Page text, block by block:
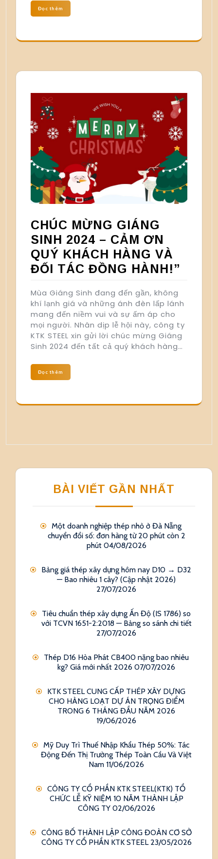
Đọc thêm
CHÚC MỪNG GIÁNG
SINH 2024 – CẢM ƠN
QUÝ KHÁCH HÀNG VÀ
ĐỐI TÁC ĐỒNG HÀNH!”
Mùa Giáng Sinh đang đến gần, không
khí lạnh giá và những ánh đèn lấp lánh
mang đến niềm vui và sự ấm áp cho
mọi người. Nhân dịp lễ hội này, công ty
KTK STEEL xin gửi lời chúc mừng Giáng
Sinh 2024 đến tất cả quý khách hàng…
Đọc thêm
BÀI VIẾT GẦN NHẤT
Một doanh nghiệp thép nhỏ ở Đà Nẵng
chuyển đổi số: đơn hàng từ 20 phút còn 2
phút 04/08/2026
Bảng giá thép xây dựng hôm nay D10 → D32
— Bao nhiêu 1 cây? (Cập nhật 2026)
27/07/2026
Tiêu chuẩn thép xây dựng Ấn Độ (IS 1786) so
với TCVN 1651-2:2018 — Bảng so sánh chi tiết
27/07/2026
Thép D16 Hòa Phát CB400 nặng bao nhiêu
kg? Giá mới nhất 2026 07/07/2026
KTK STEEL CUNG CẤP THÉP XÂY DỰNG
CHO HÀNG LOẠT DỰ ÁN TRỌNG ĐIỂM
TRONG 6 THÁNG ĐẦU NĂM 2026
19/06/2026
Mỹ Duy Trì Thuế Nhập Khẩu Thép 50%: Tác
Động Đến Thị Trường Thép Toàn Cầu Và Việt
Nam 11/06/2026
CÔNG TY CỔ PHẦN KTK STEEL(KTK) TỔ
CHỨC LỄ KỸ NIỆM 10 NĂM THÀNH LẬP
CÔNG TY 02/06/2026
CÔNG BỐ THÀNH LẬP CÔNG ĐOÀN CƠ SỞ
CÔNG TY CỔ PHẦN KTK STEEL 23/05/2026